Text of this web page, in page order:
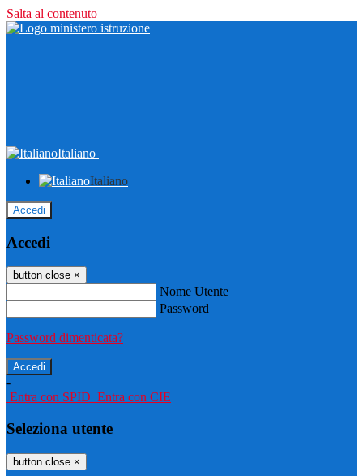
Salta al contenuto
Italiano
Italiano
Accedi
Accedi
button close ×
Nome Utente
Password
Password dimenticata?
-
Entra con SPID Entra con CIE
Seleziona utente
button close ×